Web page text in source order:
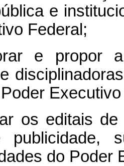
e
Federal;
e propor
os editais
publicidade,
do Poder